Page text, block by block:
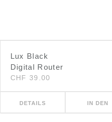
Lux Black
Digital Router
CHF 39.00
DETAILS IN DEN